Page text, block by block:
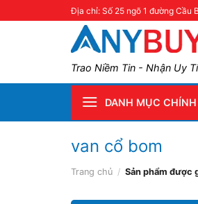
Địa chỉ: Số 25 ngõ 1 đường Cầu
Trao Niềm Tin - Nhận Uy
DANH MỤC CHÍNH
van cổ bom
Trang chủ / Sản phẩm được